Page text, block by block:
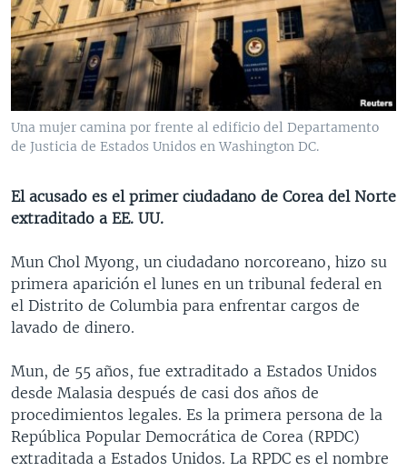
VENEZUELA
BRASIL
NICARAGUA
ECONOMÍA
ENTRETENIMIENTO Y CULTURA
TECNOLOGÍA
DEPORTES
CIENCIA Y SALUD
MULTIMEDIA
VIDEOS
FOTOGRAFÍA
AUDIOS
PROGRAMAS TV
EL MUNDO AL DÍA
FORO INTERAMERICANO
VISIÓN 360
PANORAMA
RADIO
AVANCE INFORMATIVO
AUDIONOTICIAS
ESTADOS UNIDOS AL DÍA
FORO [RADIO]
DEPORTIVO INTERNACIONAL
ENTRETENIMIENTO
DIRECT
DOCUMENTALES DE LA VOA
Learning English
Idiomas
Una mujer camina por frente al edificio del Departamento
de Justicia de Estados Unidos en Washington DC.
El acusado es el primer ciudadano de Corea del Norte
extraditado a EE. UU.
Mun Chol Myong, un ciudadano norcoreano, hizo su
primera aparición el lunes en un tribunal federal en
el Distrito de Columbia para enfrentar cargos de
lavado de dinero.
Mun, de 55 años, fue extraditado a Estados Unidos
desde Malasia después de casi dos años de
procedimientos legales. Es la primera persona de la
República Popular Democrática de Corea (RPDC)
extraditada a Estados Unidos. La RPDC es el nombre